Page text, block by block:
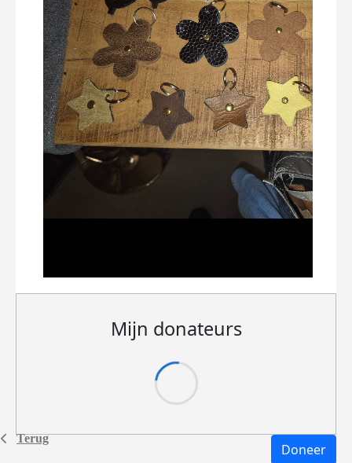
Terug
Mijn donateurs
Doneer